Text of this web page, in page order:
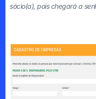
sócio(a), pois chegará a